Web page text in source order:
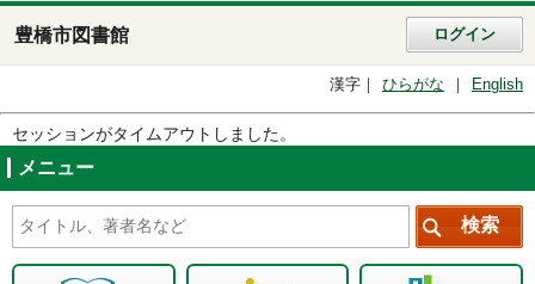
豊橋市図書館 ログイン
漢字 ひらがな English
セッションがタイムアウトしました。
メニュー